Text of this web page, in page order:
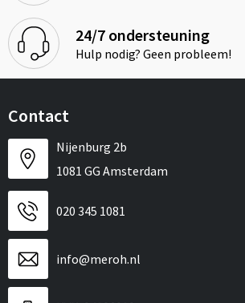
24/7 ondersteuning
Hulp nodig? Geen probleem!
Contact
Nijenburg 2b
1081 GG Amsterdam
020 345 1081
info@meroh.nl